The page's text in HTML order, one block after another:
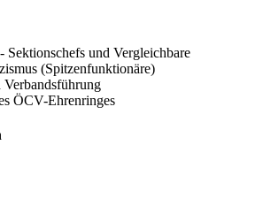
Sektionschefs und Vergleichbare
(Spitzenfunktionäre)
ÖCV-Ehrenringes